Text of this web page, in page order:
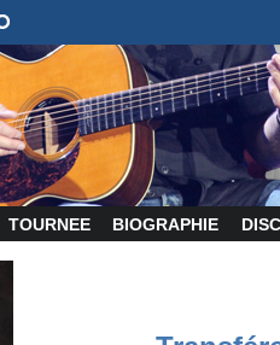
TOURNEE BIOGRAPHIE